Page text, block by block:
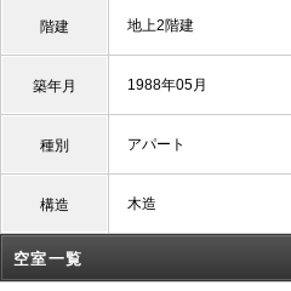
階建 地上2階建
築年月 1988年05月
種別 アパート
構造 木造
空室一覧